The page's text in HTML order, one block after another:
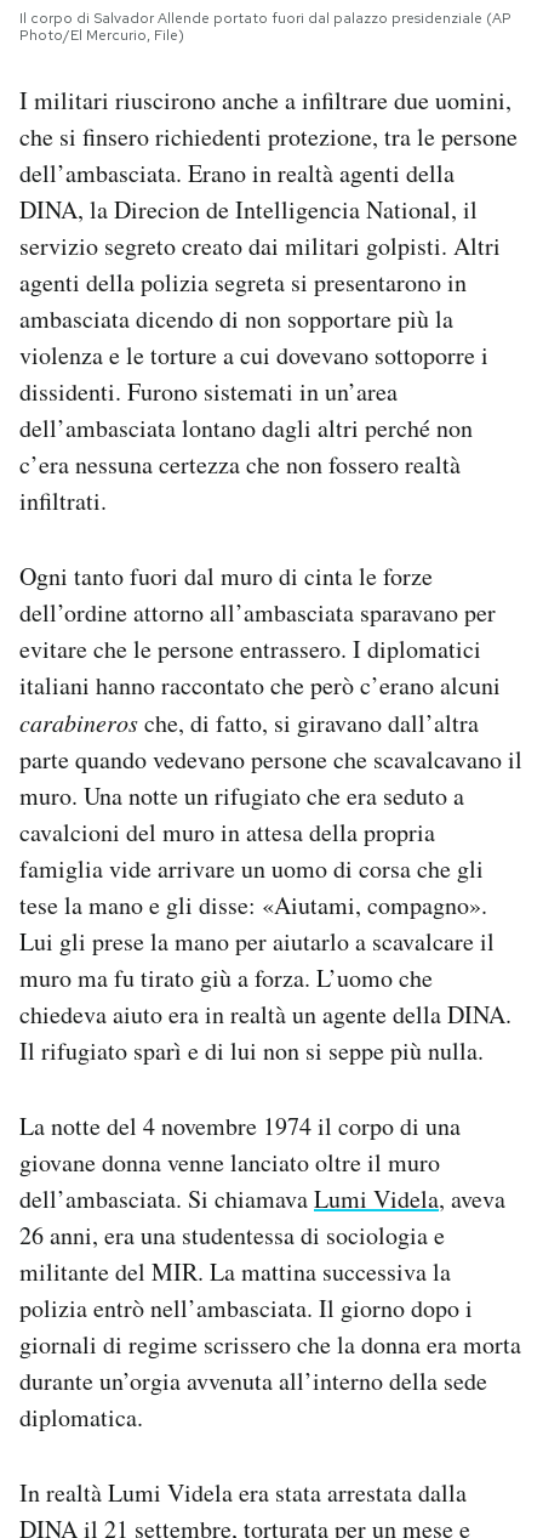
Il corpo di Salvador Allende portato fuori dal palazzo presidenziale (AP
Photo/El Mercurio, File)
I militari riuscirono anche a infiltrare due uomini,
che si finsero richiedenti protezione, tra le persone
dell’ambasciata. Erano in realtà agenti della
DINA, la Direcion de Intelligencia National, il
servizio segreto creato dai militari golpisti. Altri
agenti della polizia segreta si presentarono in
ambasciata dicendo di non sopportare più la
violenza e le torture a cui dovevano sottoporre i
dissidenti. Furono sistemati in un’area
dell’ambasciata lontano dagli altri perché non
c’era nessuna certezza che non fossero realtà
infiltrati.
Ogni tanto fuori dal muro di cinta le forze
dell’ordine attorno all’ambasciata sparavano per
evitare che le persone entrassero. I diplomatici
italiani hanno raccontato che però c’erano alcuni
carabinerosche, di fatto, si giravano dall’altra
parte quando vedevano persone che scavalcavano il
muro. Una notte un rifugiato che era seduto a
cavalcioni del muro in attesa della propria
famiglia vide arrivare un uomo di corsa che gli
tese la mano e gli disse: «Aiutami, compagno».
Lui gli prese la mano per aiutarlo a scavalcare il
muro ma fu tirato giù a forza. L’uomo che
chiedeva aiuto era in realtà un agente della DINA.
Il rifugiato sparì e di lui non si seppe più nulla.
La notte del 4 novembre 1974 il corpo di una
giovane donna venne lanciato oltre il muro
dell’ambasciata. Si chiamavaLumi Videla, aveva
26 anni, era una studentessa di sociologia e
militante del MIR. La mattina successiva la
polizia entrò nell’ambasciata. Il giorno dopo i
giornali di regime scrissero che la donna era morta
durante un’orgia avvenuta all’interno della sede
diplomatica.
In realtà Lumi Videla era stata arrestata dalla
DINA il 21 settembre, torturata per un mese e